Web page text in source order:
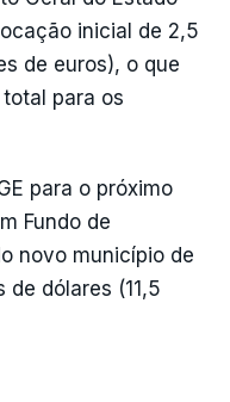
inicial de 2,5
de euros), o que
para os
para o próximo
Fundo de
novo município de
de dólares (11,5